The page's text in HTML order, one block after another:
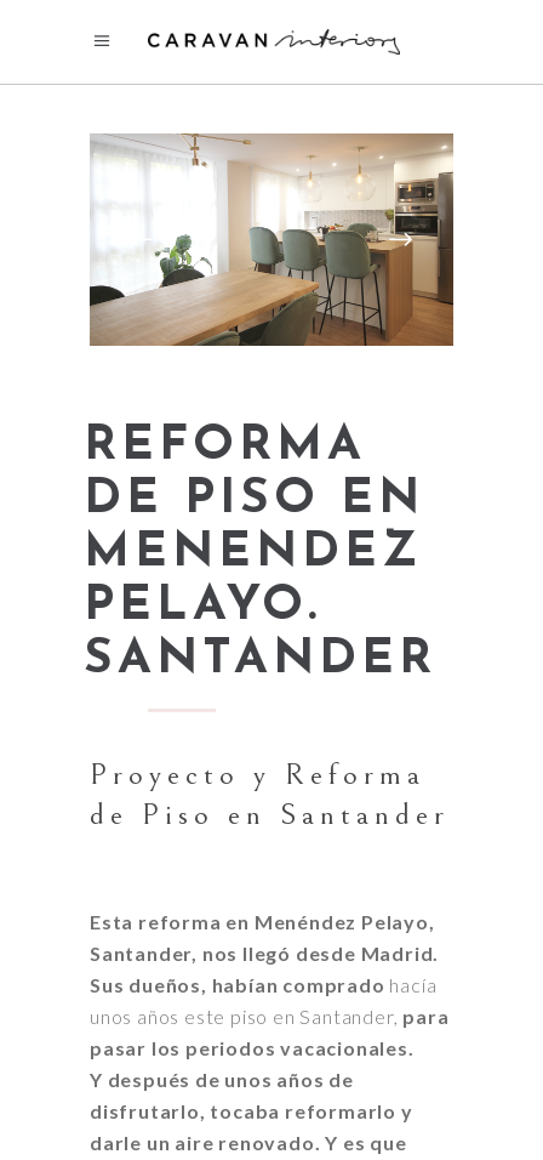
REFORMA
DE PISO EN
MENENDEZ
PELAYO.
SANTANDER
Proyecto y Reforma
de Piso en Santander
Esta reforma en Menéndez Pelayo,
Santander, nos llegó desde Madrid.
Sus dueños, habían comprado hacía
unos años este piso en Santander, para
pasar los periodos vacacionales.
Y después de unos años de
disfrutarlo, tocaba reformarlo y
darle un aire renovado. Y es que